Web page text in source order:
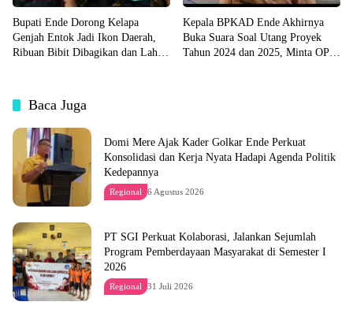
Bupati Ende Dorong Kelapa
Genjah Entok Jadi Ikon Daerah,
Ribuan Bibit Dibagikan dan Lahan
Kepala BPKAD Ende Akhirnya
Buka Suara Soal Utang Proyek
Tahun 2024 dan 2025, Minta OPD
Baca Juga
Domi Mere Ajak Kader Golkar Ende Perkuat
Konsolidasi dan Kerja Nyata Hadapi Agenda Politik
Kedepannya
Regional 6 Agustus 2026
PT SGI Perkuat Kolaborasi, Jalankan Sejumlah
Program Pemberdayaan Masyarakat di Semester I
2026
Regional 31 Juli 2026